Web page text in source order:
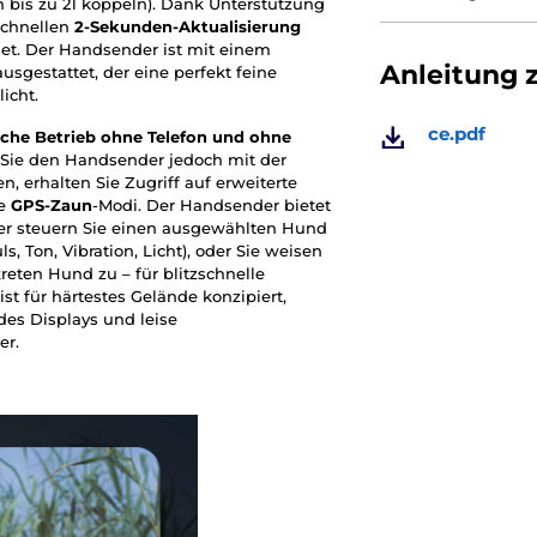
2-Sekunden-Aktualisierung
Der Handsender ist mit einem
der eine perfekt feine
Betrieb ohne Telefon und ohne
den Handsender jedoch mit der
erhalten Sie Zugriff auf erweiterte
GPS-Zaun-Modi. Der Handsender bietet
steuern Sie einen ausgewählten Hund
Ton, Vibration, Licht), oder Sie weisen
Hund zu – für blitzschnelle
für härtestes Gelände konzipiert,
Displays und leise
Anleitung
ce.pdf